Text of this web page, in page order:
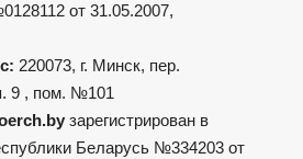
от 31.05.2007,
220073, г. Минск, пер.
9 , пом. №101
зарегистрирован в
Беларусь №334203 от